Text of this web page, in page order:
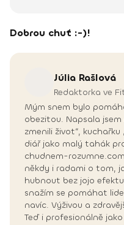
Dobrou chuť :-)!
Júlia Rašlová
Redaktorka ve
Mým snem bylo
obezitou. Napsala
zmenili život“,
diář jako malý tahák
chudnem-
někdy i radami o tom,
hubnout bez jojo
snažím se pomáhat
navíc. Výživou a
Teď i profesionálně